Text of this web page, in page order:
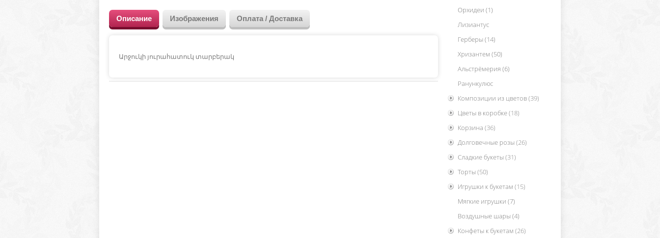
Описание Изображения Оплата / Доставка
Արջուկի յուրահատուկ տարբերակ
Орхидеи (1)
Лизиантус
Герберы(14)
Хризантем (50)
Альстрёмерия (6)
Ранункулюс
Композиции из цветов(39)
Цветы в коробке(18)
Корзина (36)
Долговечные розы(26)
Сладкие букеты(31)
Торты(50)
Игрушки к букетам (15)
Мягкие игрушки (7)
Воздушные шары(4)
Конфеты к букетам (26)